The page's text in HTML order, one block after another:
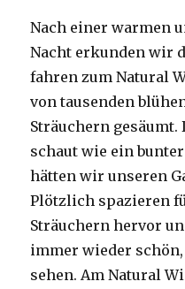
Nach einer warmen
Nacht erkunden wir
fahren zum Natural
von tausenden
Sträuchern
schaut wie ein bunter
hätten wir unseren
Plötzlich spazieren
Sträuchern hervor
immer wieder
sehen. Am Natural